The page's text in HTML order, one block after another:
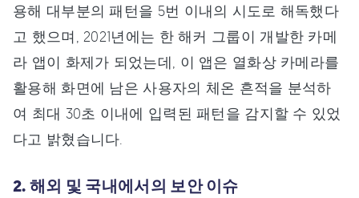
용해 대부분의 패턴을 5번 이내의 시도로 해독했다
고 했으며, 2021년에는 한 해커 그룹이 개발한 카메
라 앱이 화제가 되었는데, 이 앱은 열화상 카메라를
활용해 화면에 남은 사용자의 체온 흔적을 분석하
여 최대 30초 이내에 입력된 패턴을 감지할 수 있었
다고 밝혔습니다.
2. 해외 및 국내에서의 보안 이슈